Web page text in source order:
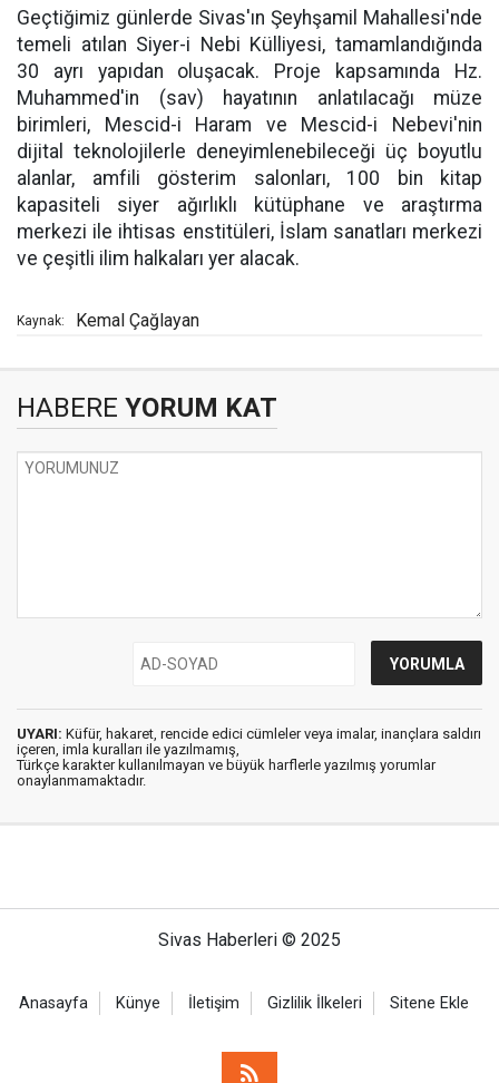
Geçtiğimiz günlerde Sivas'ın Şeyhşamil Mahallesi'nde
temeli atılan Siyer-i Nebi Külliyesi, tamamlandığında
30 ayrı yapıdan oluşacak. Proje kapsamında Hz.
Muhammed'in (sav) hayatının anlatılacağı müze
birimleri, Mescid-i Haram ve Mescid-i Nebevi'nin
dijital teknolojilerle deneyimlenebileceği üç boyutlu
alanlar, amfili gösterim salonları, 100 bin kitap
kapasiteli siyer ağırlıklı kütüphane ve araştırma
merkezi ile ihtisas enstitüleri, İslam sanatları merkezi
ve çeşitli ilim halkaları yer alacak.
Kaynak: Kemal Çağlayan
HABERE YORUM KAT
UYARI: Küfür, hakaret, rencide edici cümleler veya imalar, inançlara saldırı
içeren, imla kuralları ile yazılmamış,
Türkçe karakter kullanılmayan ve büyük harflerle yazılmış yorumlar
onaylanmamaktadır.
Sivas Haberleri © 2025
Anasayfa Künye İletişim Gizlilik İlkeleri Sitene Ekle